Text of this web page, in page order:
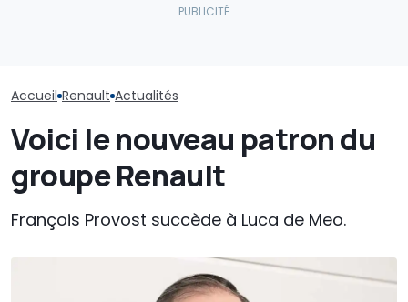
Accueil Renault Actualités
Voici le nouveau patron du
groupe Renault
François Provost succède à Luca de Meo.